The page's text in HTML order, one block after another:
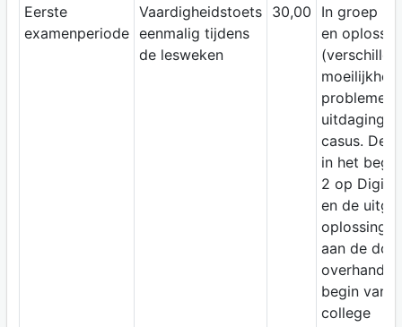
Eerste
examenperiode
Vaardigheidstoets
eenmalig tijdens
de lesweken
30,00
In groep
en
problemen
casus.
in het
2 op
en de
oplossing
aan de
begin van
college